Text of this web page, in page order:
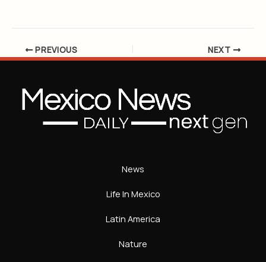
PREVIOUS NEXT
News
Life In Mexico
Latin America
Nature